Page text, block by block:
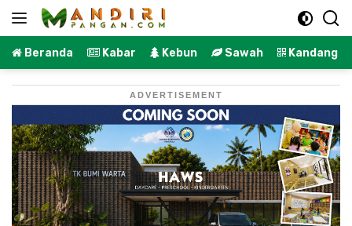
Langsung
Beranda Kabar Kebun Sawah Kandang
ADVERTISEMENT